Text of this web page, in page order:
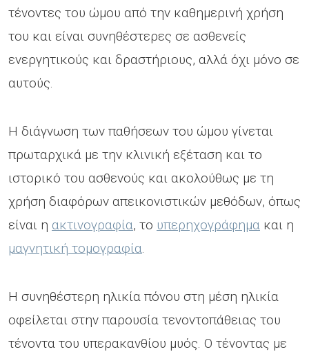
τένοντες του ώμου από την καθημερινή χρήση
του και είναι συνηθέστερες σε ασθενείς
ενεργητικούς και δραστήριους, αλλά όχι μόνο σε
αυτούς.
Η διάγνωση των παθήσεων του ώμου γίνεται
πρωταρχικά με την κλινική εξέταση και το
ιστορικό του ασθενούς και ακολούθως με τη
χρήση διαφόρων απεικονιστικών μεθόδων, όπως
είναι η ακτινογραφία, το υπερηχογράφημα και η
μαγνητική τομογραφία.
Η συνηθέστερη ηλικία πόνου στη μέση ηλικία
οφείλεται στην παρουσία τενοντοπάθειας του
τένοντα του υπερακανθίου μυός. Ο τένοντας με